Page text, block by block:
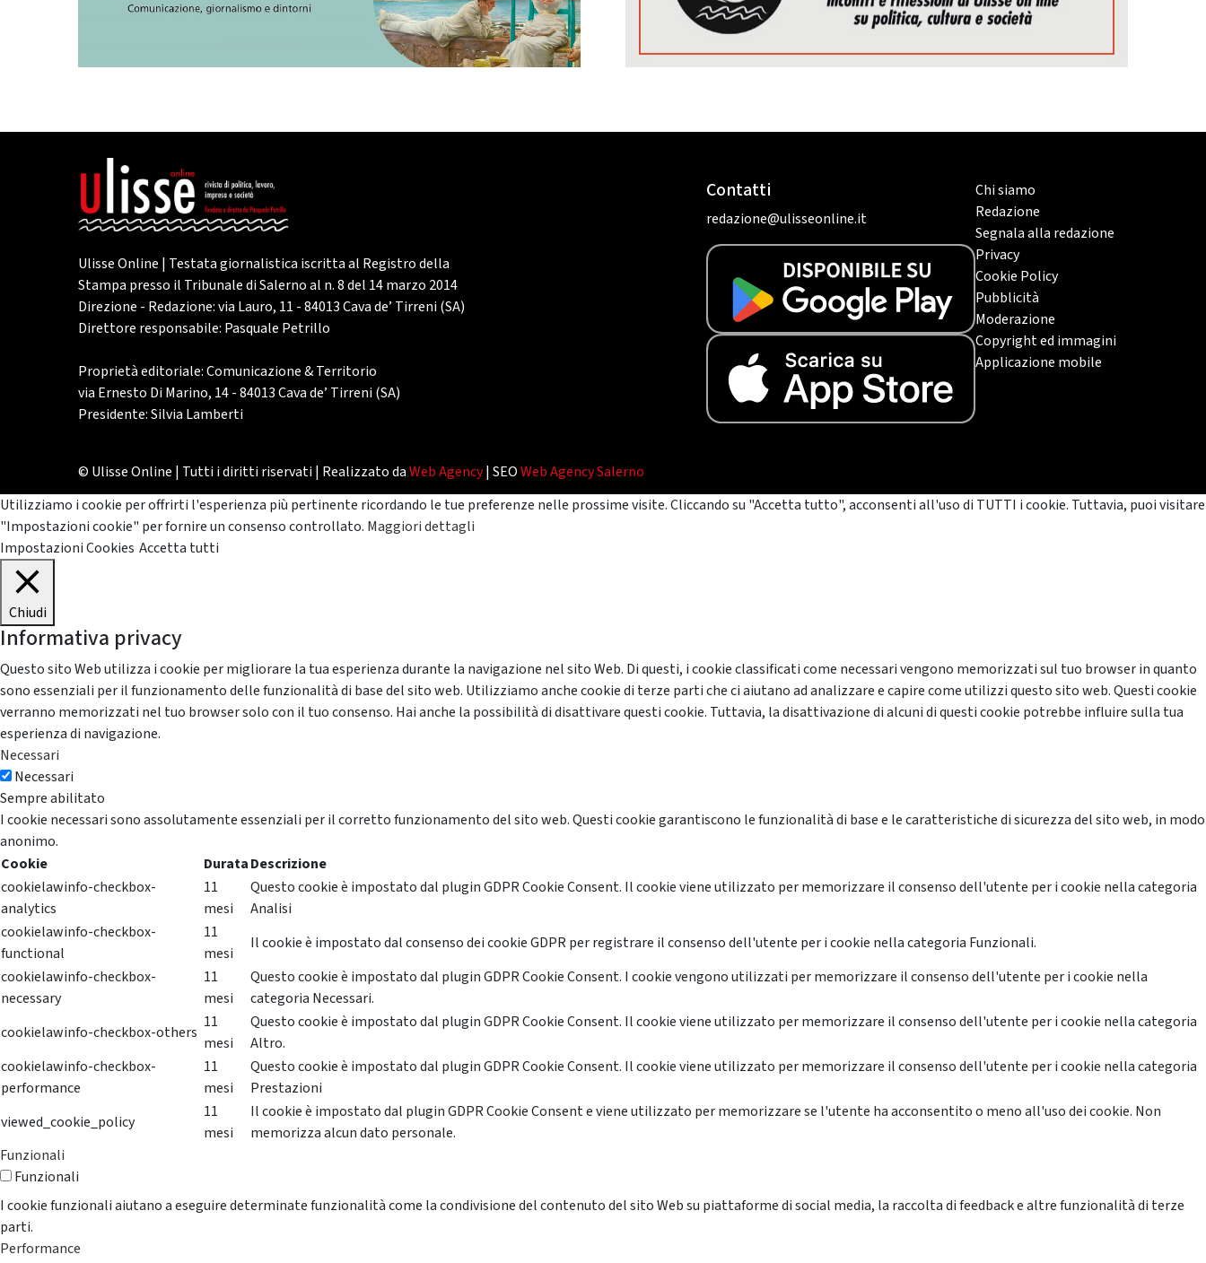
Ulisse Online | Testata giornalistica iscritta al Registro della
Stampa presso il Tribunale di Salerno al n. 8 del 14 marzo 2014
Direzione - Redazione: via Lauro, 11 - 84013 Cava de’ Tirreni (SA)
Direttore responsabile: Pasquale Petrillo
Proprietà editoriale: Comunicazione & Territorio
via Ernesto Di Marino, 14 - 84013 Cava de’ Tirreni (SA)
Presidente: Silvia Lamberti
Contatti
redazione@ulisseonline.it
Chi siamo
Redazione
Segnala alla redazione
Privacy
Cookie Policy
Pubblicità
Moderazione
Copyright ed immagini
Applicazione mobile
© Ulisse Online | Tutti i diritti riservati | Realizzato daWeb Agency| SEOWeb Agency Salerno
Utilizziamo i cookie per offrirti l'esperienza più pertinente ricordando le tue preferenze nelle prossime visite. Cliccando su "Accetta tutto", acconsenti all'uso di TUTTI i cookie. Tuttavia, puoi visitare
"Impostazioni cookie" per fornire un consenso controllato. Maggiori dettagli
Impostazioni Cookies Accetta tutti
Chiudi
Informativa privacy
Questo sito Web utilizza i cookie per migliorare la tua esperienza durante la navigazione nel sito Web. Di questi, i cookie classificati come necessari vengono memorizzati sul tuo browser in quanto
sono essenziali per il funzionamento delle funzionalità di base del sito web. Utilizziamo anche cookie di terze parti che ci aiutano ad analizzare e capire come utilizzi questo sito web. Questi cookie
verranno memorizzati nel tuo browser solo con il tuo consenso. Hai anche la possibilità di disattivare questi cookie. Tuttavia, la disattivazione di alcuni di questi cookie potrebbe influire sulla tua
esperienza di navigazione.
Necessari
Necessari
Sempre abilitato
I cookie necessari sono assolutamente essenziali per il corretto funzionamento del sito web. Questi cookie garantiscono le funzionalità di base e le caratteristiche di sicurezza del sito web, in modo
anonimo.
Cookie
DurataDescrizione
cookielawinfo-checkbox-
analytics
11
mesi
Questo cookie è impostato dal plugin GDPR Cookie Consent. Il cookie viene utilizzato per memorizzare il consenso dell'utente per i cookie nella categoria
Analisi
cookielawinfo-checkbox-
functional
11
mesi
Il cookie è impostato dal consenso dei cookie GDPR per registrare il consenso dell'utente per i cookie nella categoria Funzionali.
cookielawinfo-checkbox-
necessary
11
mesi
Questo cookie è impostato dal plugin GDPR Cookie Consent. I cookie vengono utilizzati per memorizzare il consenso dell'utente per i cookie nella
categoria Necessari.
cookielawinfo-checkbox-others
11
mesi
Questo cookie è impostato dal plugin GDPR Cookie Consent. Il cookie viene utilizzato per memorizzare il consenso dell'utente per i cookie nella categoria
Altro.
cookielawinfo-checkbox-
performance
11
mesi
Questo cookie è impostato dal plugin GDPR Cookie Consent. Il cookie viene utilizzato per memorizzare il consenso dell'utente per i cookie nella categoria
Prestazioni
viewed_cookie_policy
11
mesi
Il cookie è impostato dal plugin GDPR Cookie Consent e viene utilizzato per memorizzare se l'utente ha acconsentito o meno all'uso dei cookie. Non
memorizza alcun dato personale.
Funzionali
Funzionali
I cookie funzionali aiutano a eseguire determinate funzionalità come la condivisione del contenuto del sito Web su piattaforme di social media, la raccolta di feedback e altre funzionalità di terze
parti.
Performance